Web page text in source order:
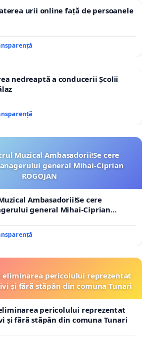
urii online față de persoanele
nedreaptă a conducerii Școlii
Muzical Ambasadorii!Se cere
general Mihai-Ciprian
ROGOJAN
Ambasadorii!Se cere
general Mihai-Ciprian
pericolului reprezentat
și fără stăpân din comuna Tunari
pericolului reprezentat
și fără stăpân din comuna Tunari